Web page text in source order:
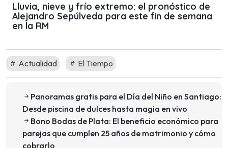
Lluvia, nieve y frío extremo: el pronóstico de
Alejandro Sepúlveda para este fin de semana
en la RM
Actualidad El Tiempo
Panoramas gratis para el Día del Niño en Santiago:
Desde piscina de dulces hasta magia en vivo
Bono Bodas de Plata: El beneficio económico para
parejas que cumplen 25 años de matrimonio y cómo
cobrarlo